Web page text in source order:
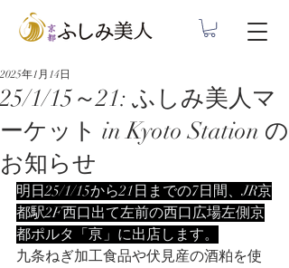
25/1/15～21: ふしみ美人マ
ーケット in Kyoto Station の
お知らせ
2025年1月14日
明日25/1/15から21日までの7日間、JR京
都駅2F西口出て左前の西口広場左側京
都ポルタ「亰」に出店します。
九条ねぎ加工食品や伏見産の酒粕を使